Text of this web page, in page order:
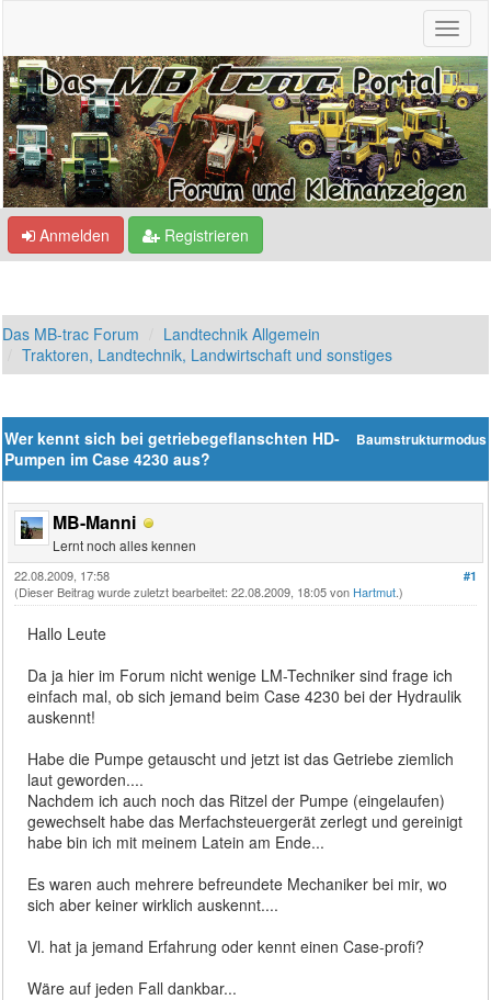
Anmelden Registrieren
Das MB-trac Forum
Landtechnik Allgemein
Traktoren, Landtechnik, Landwirtschaft und sonstiges
Baumstrukturmodus
Wer kennt sich bei getriebegeflanschten HD-
Pumpen im Case 4230 aus?
MB-Manni
Lernt noch alles kennen
#1
22.08.2009, 17:58
(Dieser Beitrag wurde zuletzt bearbeitet: 22.08.2009, 18:05 von Hartmut.)
Hallo Leute
Da ja hier im Forum nicht wenige LM-Techniker sind frage ich
einfach mal, ob sich jemand beim Case 4230 bei der Hydraulik
auskennt!
Habe die Pumpe getauscht und jetzt ist das Getriebe ziemlich
laut geworden....
Nachdem ich auch noch das Ritzel der Pumpe (eingelaufen)
gewechselt habe das Merfachsteuergerät zerlegt und gereinigt
habe bin ich mit meinem Latein am Ende...
Es waren auch mehrere befreundete Mechaniker bei mir, wo
sich aber keiner wirklich auskennt....
Vl. hat ja jemand Erfahrung oder kennt einen Case-profi?
Wäre auf jeden Fall dankbar...